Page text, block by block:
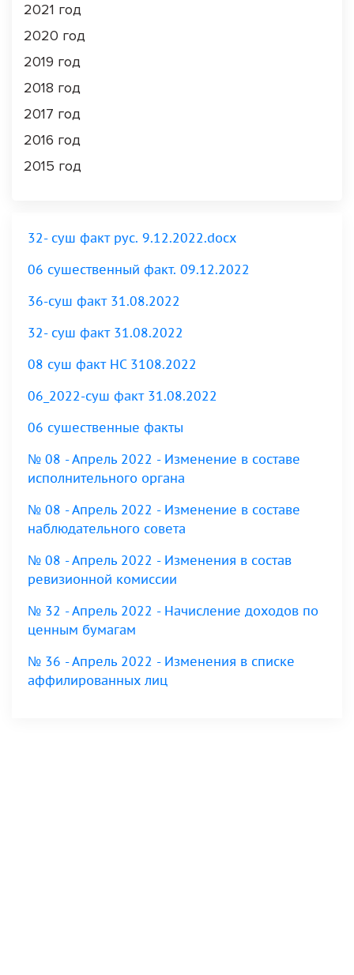
32- суш факт рус. 9.12.2022.docx
06 сушественный факт. 09.12.2022
36-суш факт 31.08.2022
32- суш факт 31.08.2022
08 суш факт НС 3108.2022
06_2022-суш факт 31.08.2022
06 сушественные факты
№ 08 - Апрель 2022 - Изменение в составе
исполнительного органа
№ 08 - Апрель 2022 - Изменение в составе
наблюдательного совета
№ 08 - Апрель 2022 - Изменения в состав
ревизионной комиссии
№ 32 - Апрель 2022 - Начисление доходов по
ценным бумагам
№ 36 - Апрель 2022 - Изменения в списке
аффилированных лиц
2021 год
2020 год
2019 год
2018 год
2017 год
2016 год
2015 год